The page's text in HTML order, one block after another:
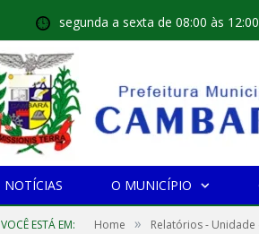
segunda a sexta de 08:00 às
NOTÍCIAS O MUNICÍPIO
VOCÊ ESTÁ EM: Home » Relatórios -